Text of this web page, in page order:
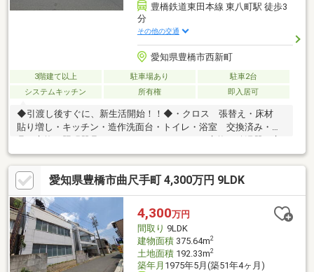
豊橋鉄道東田本線 東八町駅 徒歩3
分
その他の交通
愛知県豊橋市西新町
3階建て以上 駐車場あり
駐車2台
システムキッチン
所有権 即入居可
◆引渡し後すぐに、新生活開始！！◆・クロス 張替え・床材
貼り増し・キッチン・造作洗面台・トイレ・浴室 交換済み・建
換・ハウスクリーニング 済・外壁塗装 実施八町小学校まで、
徒歩約6分(約470m)豊城中学校まで、徒歩約18分(約1370m)リノベ
ーション済み電動シャッター付のおしゃれなガレージハウスで
す。LDKは広々28帖！家族みんなでゆったりとくつろげる空間と
なります。各所に収納スペースも豊富ですっきりとし、快適な住
まいとなります。ご見学予約・ご相談など、お気軽にお問い合わ
せください。
愛知県豊橋市曲尺手町 4,300万円 9LDK
4,300万円
間取り 9LDK
建物面積375.64m2
土地面積192.33m2
築年月 1975年5月(築51年4ヶ月)